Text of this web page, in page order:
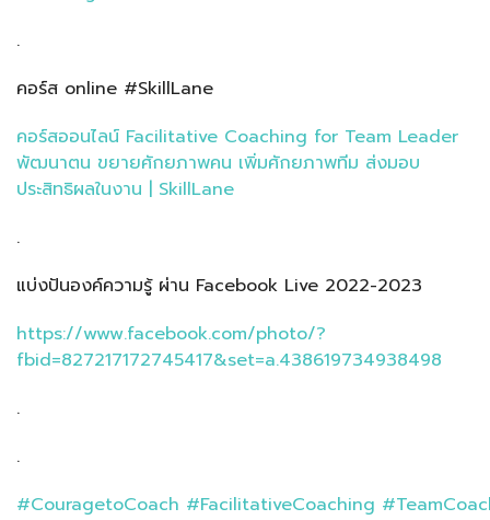
.
คอร์ส online #SkillLane
คอร์สออนไลน์ Facilitative Coaching for Team Leader
พัฒนาตน ขยายศักยภาพคน เพิ่มศักยภาพทีม ส่งมอบ
ประสิทธิผลในงาน | SkillLane
.
แบ่งปันองค์ความรู้ ผ่าน Facebook Live 2022-2023
https://www.facebook.com/photo/?
fbid=827217172745417&set=a.438619734938498
.
.
#CouragetoCoach #FacilitativeCoaching